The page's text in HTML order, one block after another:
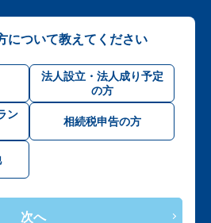
について教えてください
法人設立・法人成り予定
の方
ン
相続税申告の方
次へ